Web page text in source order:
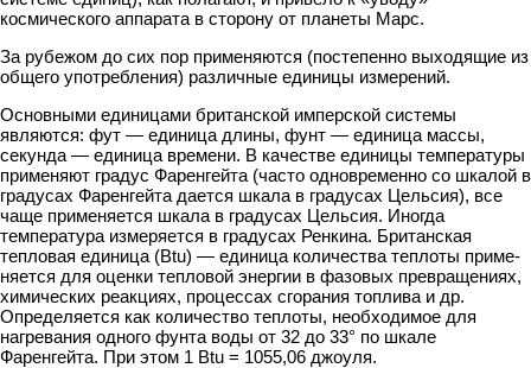
космического аппарата в сторону от планеты Марс.
За рубежом до сих пор применяются (постепенно выходящие из
общего употребления) различные единицы измерений.
Основными единицами британской имперской системы
являются: фут — единица длины, фунт — единица массы,
секунда — единица времени. В качестве единицы температуры
применяют градус Фаренгейта (часто одновременно со шкалой в
градусах Фаренгейта дается шкала в градусах Цельсия), все
чаще приме­няется шкала в градусах Цельсия. Иногда
температура измеряется в градусах Ренкина. Британская
тепловая единица (Btu) — единица количества теплоты приме­
няется для оценки тепловой энергии в фазовых превращениях,
химических реак­циях, процессах сгорания топлива и др.
Определяется как количество теплоты, необходимое для
нагревания одного фунта воды от 32 до 33° по шкале
Фаренгейта. При этом 1 Btu = 1055,06 джоуля.